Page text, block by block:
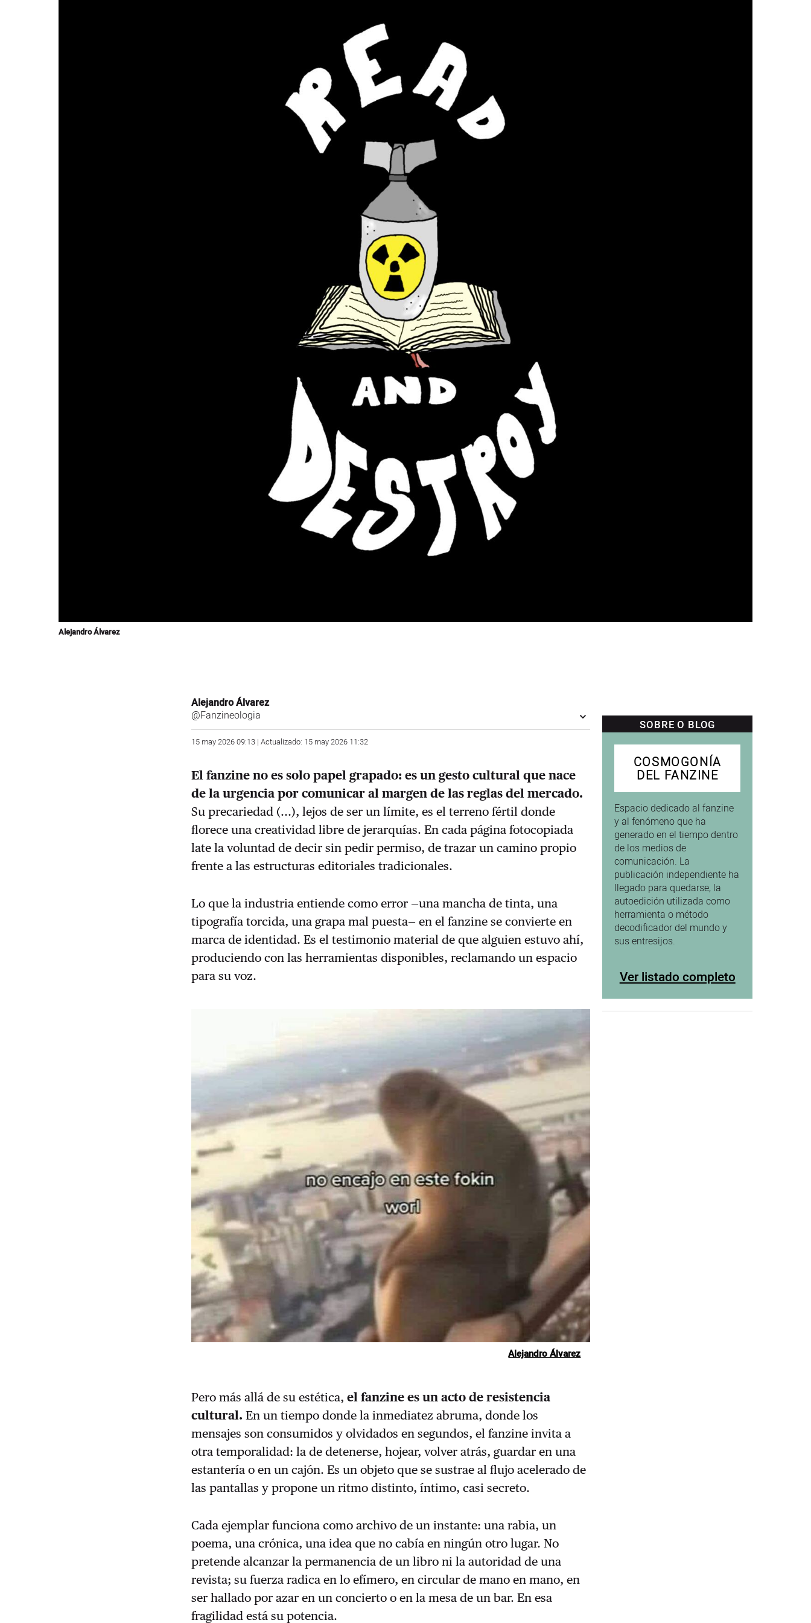
Alejandro Álvarez
Alejandro Álvarez
@Fanzineologia
15 may 2026 09:13 | Actualizado: 15 may 2026 11:32
El fanzine no es solo papel grapado: es un gesto cultural que nace
de la urgencia por comunicar al margen de las reglas del mercado.
Su precariedad (...), lejos de ser un límite, es el terreno fértil donde
florece una creatividad libre de jerarquías. En cada página fotocopiada
late la voluntad de decir sin pedir permiso, de trazar un camino propio
frente a las estructuras editoriales tradicionales.
Lo que la industria entiende como error —una mancha de tinta, una
tipografía torcida, una grapa mal puesta— en el fanzine se convierte en
marca de identidad. Es el testimonio material de que alguien estuvo ahí,
produciendo con las herramientas disponibles, reclamando un espacio
para su voz.
Alejandro Álvarez
Pero más allá de su estética,el fanzine es un acto de resistencia
cultural. En un tiempo donde la inmediatez abruma, donde los
mensajes son consumidos y olvidados en segundos, el fanzine invita a
otra temporalidad: la de detenerse, hojear, volver atrás, guardar en una
estantería o en un cajón. Es un objeto que se sustrae al flujo acelerado de
las pantallas y propone un ritmo distinto, íntimo, casi secreto.
Cada ejemplar funciona como archivo de un instante: una rabia, un
poema, una crónica, una idea que no cabía en ningún otro lugar. No
pretende alcanzar la permanencia de un libro ni la autoridad de una
revista; su fuerza radica en lo efímero, en circular de mano en mano, en
ser hallado por azar en un concierto o en la mesa de un bar. En esa
fragilidad está su potencia.
SOBRE O BLOG
COSMOGONÍA
DEL FANZINE
Espacio dedicado al fanzine
y al fenómeno que ha
generado en el tiempo dentro
de los medios de
comunicación. La
publicación independiente ha
llegado para quedarse, la
autoedición utilizada como
herramienta o método
decodificador del mundo y
sus entresijos.
Ver listado completo